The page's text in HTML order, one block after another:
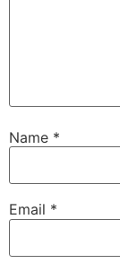
Name *
Email *